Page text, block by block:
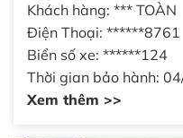
Khách hàng: *** TOÀN
Điện Thoại: ******8761
Biển số xe: ******124
Thời gian bảo hành:
Xem thêm >>